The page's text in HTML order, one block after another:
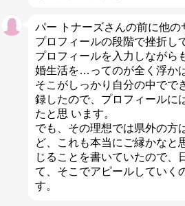
パー トナーズさんの前に他の
プロフィールの段階で挫折し
プロフィールを入力しながら
婚生活を…ってのが全く浮か
そこがしっかり自分の中でで
録したので、プロフィールに
たと思 います。
でも、その理想では県外の方
ど、これも本当にご縁かなと
じることを書いていたので、
て、そこでアピールしていく
す。